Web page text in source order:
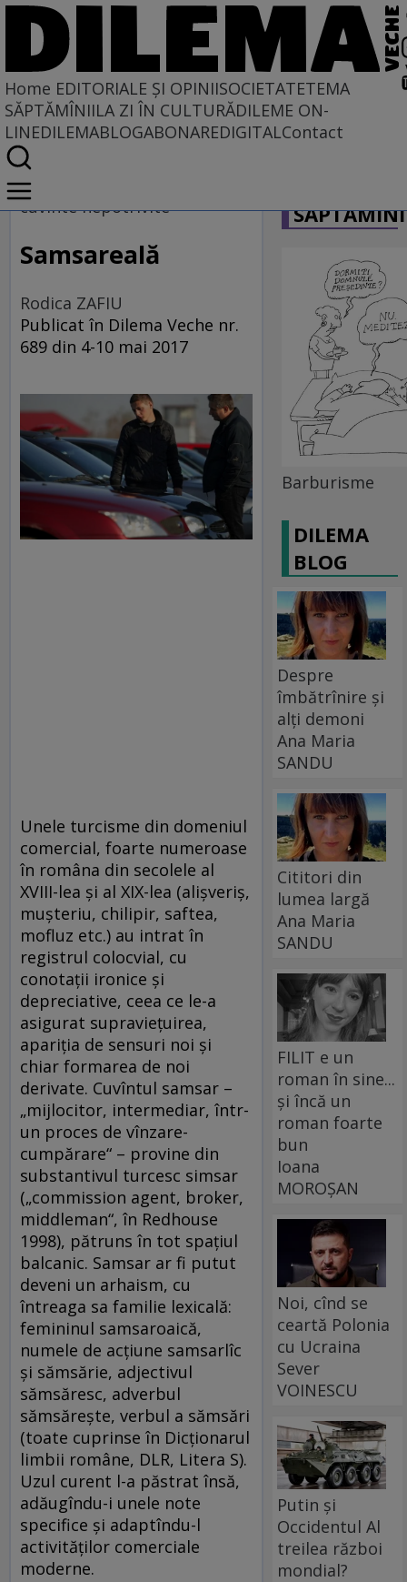
Home EDITORIALE ȘI OPINIISOCIETATETEMA
SĂPTĂMÎNIILA ZI ÎN CULTURĂDILEME ON-
LINEDILEMABLOGABONAREDIGITALContact
Home
EDITORIALE ȘI OPINII
TÎLC SHOW
cuvinte nepotrivite
Samsareală
Rodica ZAFIU
Publicat în Dilema Veche nr.
689 din 4-10 mai 2017
Unele turcisme din domeniul
comercial, foarte numeroase
în româna din secolele al
XVIII-lea şi al XIX-lea (alişveriş,
muşteriu, chilipir, saftea,
mofluz etc.) au intrat în
registrul colocvial, cu
conotaţii ironice şi
depreciative, ceea ce le-a
asigurat supravieţuirea,
apariţia de sensuri noi şi
chiar formarea de noi
derivate. Cuvîntul samsar –
„mijlocitor, intermediar, într-
un proces de vînzare-
cumpărare“ – provine din
substantivul turcesc simsar
(„commission agent, broker,
middleman“, în Redhouse
1998), pătruns în tot spaţiul
balcanic. Samsar ar fi putut
deveni un arhaism, cu
întreaga sa familie lexicală:
femininul samsaroaică,
numele de acţiune samsarlîc
şi sămsărie, adjectivul
sămsăresc, adverbul
sămsăreşte, verbul a sămsări
(toate cuprinse în Dicţionarul
limbii române, DLR, Litera S).
Uzul curent l-a păstrat însă,
adăugîndu-i unele note
specifice şi adaptîndu-l
activităţilor comerciale
moderne.
Barburisme
DILEMA
BLOG
Despre
îmbătrînire și
alți demoni
Ana Maria
SANDU
Cititori din
lumea largă
Ana Maria
SANDU
FILIT e un
roman în sine...
și încă un
roman foarte
bun
Ioana
MOROȘAN
Noi, cînd se
ceartă Polonia
cu Ucraina
Sever
VOINESCU
Putin și
Occidentul Al
treilea război
mondial?